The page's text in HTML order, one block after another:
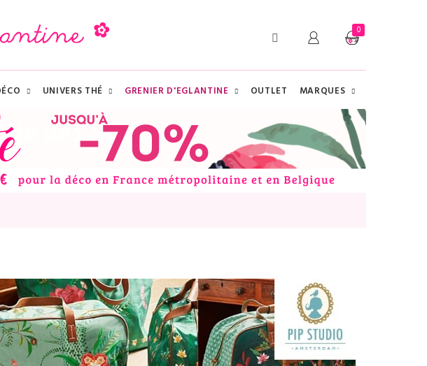
0
UNIVERS THÉ GRENIER D'EGLANTINE OUTLET MARQUES